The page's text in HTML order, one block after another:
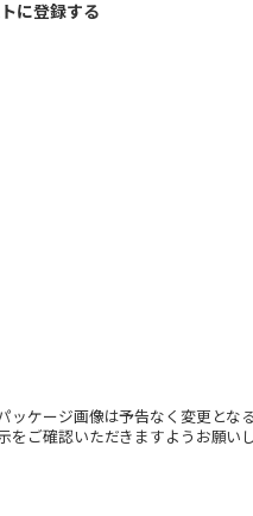
に登録する
ケージ画像は予告なく変更とな
ご確認いただきますようお願いし